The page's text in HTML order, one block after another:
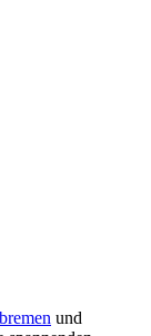
und